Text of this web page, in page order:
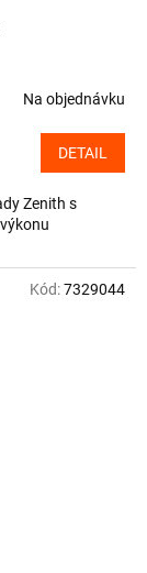
Na objednávku
DETAIL
Zenith s
Kód:7329044